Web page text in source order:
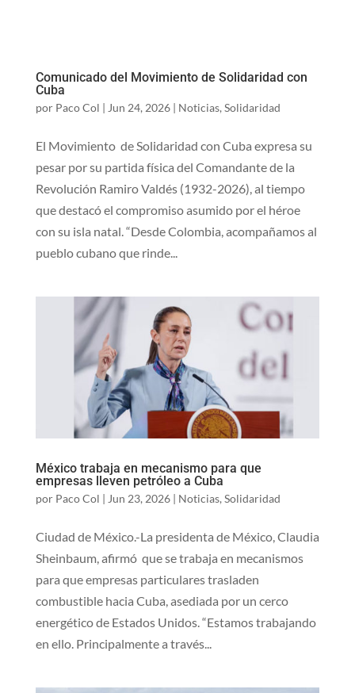
Comunicado del Movimiento de Solidaridad con
Cuba
por Paco Col | Jun 24, 2026| Noticias, Solidaridad
El Movimiento de Solidaridad con Cuba expresa su
pesar por su partida física del Comandante de la
Revolución Ramiro Valdés (1932-2026), al tiempo
que destacó el compromiso asumido por el héroe
con su isla natal. “Desde Colombia, acompañamos al
pueblo cubano que rinde...
México trabaja en mecanismo para que
empresas lleven petróleo a Cuba
por Paco Col | Jun 23, 2026| Noticias, Solidaridad
Ciudad de México.-La presidenta de México, Claudia
Sheinbaum, afirmó que se trabaja en mecanismos
para que empresas particulares trasladen
combustible hacia Cuba, asediada por un cerco
energético de Estados Unidos. “Estamos trabajando
en ello. Principalmente a través...